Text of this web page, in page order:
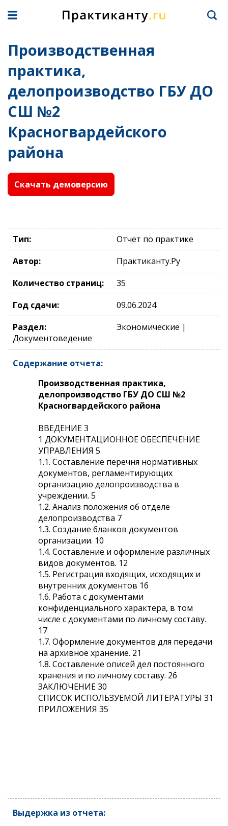
Производственная
практика,
делопроизводство ГБУ ДО
СШ №2
Красногвардейского
района
Скачать демоверсию
Тип:
Отчет по практике
Автор:
Практиканту.Ру
Количество страниц:
35
Год сдачи:
09.06.2024
Раздел:
Экономические |
Документоведение
Содержание отчета:
Производственная практика,
делопроизводство ГБУ ДО СШ №2
Красногвардейского района
ВВЕДЕНИЕ 3
1 ДОКУМЕНТАЦИОННОЕ ОБЕСПЕЧЕНИЕ
УПРАВЛЕНИЯ 5
1.1. Составление перечня нормативных
документов, регламентирующих
организацию делопроизводства в
учреждении. 5
1.2. Анализ положения об отделе
делопроизводства 7
1.3. Создание бланков документов
организации. 10
1.4. Составление и оформление различных
видов документов. 12
1.5. Регистрация входящих, исходящих и
внутренних документов 16
1.6. Работа с документами
конфиденциального характера, в том
числе с документами по личному составу.
17
1.7. Оформление документов для передачи
на архивное хранение. 21
1.8. Составление описей дел постоянного
хранения и по личному составу. 26
ЗАКЛЮЧЕНИЕ 30
СПИСОК ИСПОЛЬЗУЕМОЙ ЛИТЕРАТУРЫ 31
ПРИЛОЖЕНИЯ 35
Выдержка из отчета: